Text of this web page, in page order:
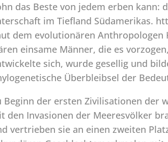
das Beste von jedem erben kann:
im Tiefland Südamerikas.
dem evolutionären Anthropologen
einsame Männer, die es
sich, wurde gesellig und
Überbleibsel der
Beginn der ersten Zivilisationen der
den Invasionen der Meeresvölker
vertrieben sie an einen zweiten